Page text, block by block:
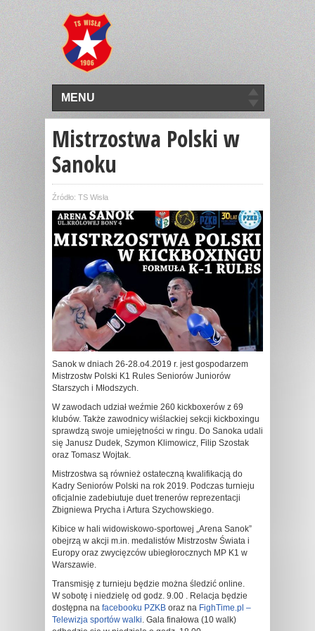
MENU
Mistrzostwa Polski w
Sanoku
Źródło: TS Wisła
Sanok w dniach 26-28.o4.2019 r. jest gospodarzem
Mistrzostw Polski K1 Rules Seniorów Juniorów
Starszych i Młodszych.
W zawodach udział weźmie 260 kickboxerów z 69
klubów. Także zawodnicy wiślackiej sekcji kickboxingu
sprawdzą swoje umiejętności w ringu. Do Sanoka udali
się Janusz Dudek, Szymon Klimowicz, Filip Szostak
oraz Tomasz Wojtak.
Mistrzostwa są również ostateczną kwalifikacją do
Kadry Seniorów Polski na rok 2019. Podczas turnieju
oficjalnie zadebiutuje duet trenerów reprezentacji
Zbigniewa Prycha i Artura Szychowskiego.
Kibice w hali widowiskowo-sportowej „Arena Sanok”
obejrzą w akcji m.in. medalistów Mistrzostw Świata i
Europy oraz zwycięzców ubiegłorocznych MP K1 w
Warszawie.
Transmisję z turnieju będzie można śledzić online.
W sobotę i niedzielę od godz. 9.00 . Relacja będzie
dostępna na facebooku PZKB oraz na FighTime.pl –
Telewizja sportów walki. Gala finałowa (10 walk)